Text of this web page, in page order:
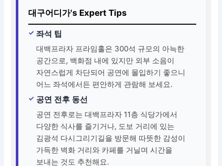
대구어디가's Expert Tips
좌석 팁
대백프라자 프라임홀은 300석 규모의 아늑한
공간으로, 백화점 내에 있지만 외부 소음이
자연스럽게 차단되어 공연에 몰입하기 좋으니
어느 좌석에서든 편안하게 관람해 보세요.
공연 전후 동선
공연 전후로는 대백프라자 11층 식당가에서
다양한 식사를 즐기거나, 도보 거리에 있는
김광석 다시그리기길을 방문해 따뜻한 감성이
가득한 벽화 거리와 카페를 거닐며 시간을
보내는 것도 추천해요.